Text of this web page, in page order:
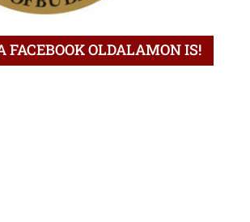
FACEBOOK OLDALAMON IS!